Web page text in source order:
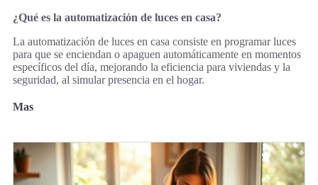
¿Qué es la automatización de luces en casa?
La automatización de luces en casa consiste en programar luces
para que se enciendan o apaguen automáticamente en momentos
específicos del día, mejorando la eficiencia para viviendas y la
seguridad, al simular presencia en el hogar.
Mas